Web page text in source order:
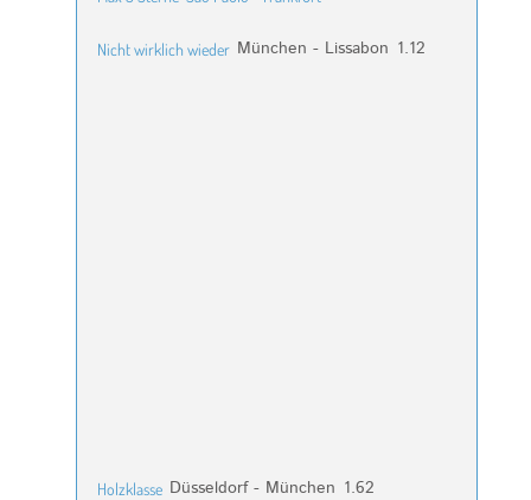
Nicht wirklich wieder München - Lissabon 1.12
Holzklasse Düsseldorf - München 1.62